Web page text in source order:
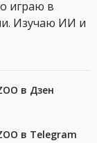
играю в
Изучаю ИИ и
в Дзен
в Telegram